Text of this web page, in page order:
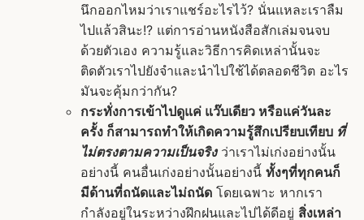
นึกออกไหมว่าเราแชร์อะไรไว้? นั่นแหละเราลืม
ไปแล้วสินะ!? แต่การอ่านหนังสือสักเล่มจนจบ
ด้วยตัวเอง ความรู้และวิธีการคิดเหล่านั้นจะ
ติดตัวเราไปยังจำและนำไปใช้ได้ตลอดชีวิต อะไร
มันจะคุ้มกว่ากัน?
กระทั่งการเข้าไปดูแค่ แว๊บเดียว หรือแค่วันละ
ครั้ง ก็สามารถทำให้เกิดความรู้สึกเปรียบเทียบ ที่
ไม่ตรงตามความเป็นจริงว่าเราไม่เก่งอย่างนั้น
อย่างนี้ คนอื่นเก่งอย่างนั้นอย่างนี้ ทั้งๆที่ทุกคนก็
มีด้านที่ถนัดและไม่ถนัดโดยเฉพาะ หากเรา
กำลังอยู่ในระหว่างฝึกฝนและไปได้ดีอยู่ สิ่งเหล่า